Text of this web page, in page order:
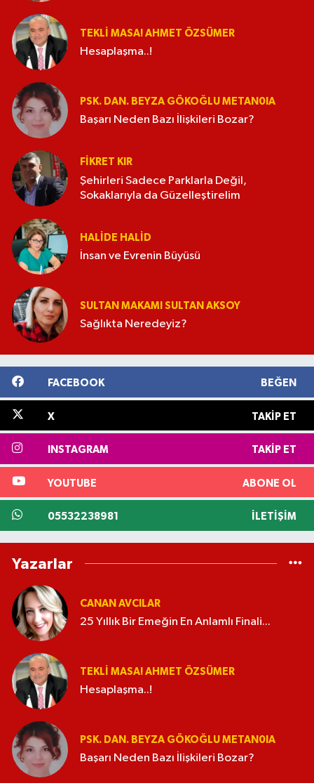
TEKLI MASA! AHMET ÖZSÜMER
Hesaplaşma..!
PSK. DAN. BEYZA GÖKOĞLU METAN0IA
Başarı Neden Bazı İlişkileri Bozar?
FIKRET KIR
Şehirleri Sadece Parklarla Değil,
Sokaklarıyla da Güzelleştirelim
HALIDE HALID
İnsan ve Evrenin Büyüsü
SULTAN MAKAMI SULTAN AKSOY
Sağlıkta Neredeyiz?
FACEBOOK BEĞEN
X TAKIP ET
INSTAGRAM TAKIP ET
YOUTUBE ABONE OL
05532238981 İLETIŞIM
Yazarlar
CANAN AVCILAR
25 Yıllık Bir Emeğin En Anlamlı Finali...
TEKLI MASA! AHMET ÖZSÜMER
Hesaplaşma..!
PSK. DAN. BEYZA GÖKOĞLU METAN0IA
Başarı Neden Bazı İlişkileri Bozar?